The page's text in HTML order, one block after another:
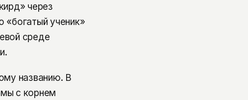
через
ученик»
среде
названию. В
с корнем